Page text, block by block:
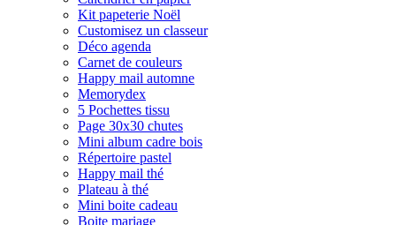
Kit papeterie Noël
Customisez un classeur
Déco agenda
Carnet de couleurs
Happy mail automne
Memorydex
5 Pochettes tissu
Page 30x30 chutes
Mini album cadre bois
Répertoire pastel
Happy mail thé
Plateau à thé
Mini boite cadeau
Boite mariage